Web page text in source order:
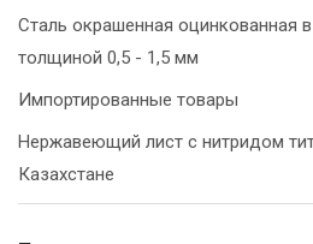
Сталь окрашенная оцинкованная
толщиной 0,5 - 1,5 мм
Импортированные товары
Нержавеющий лист с нитридом
Казахстане